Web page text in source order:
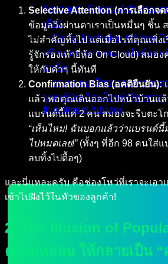
Facebook Google Ads ครบจ
เดียว
Digital Marketing Advisor
ปรึกษาการตลาดออนไลน์แบบ
อาชีพ
วางแผนเกษียณและการลงทุ
มนุษย์เงินเดือนโดยผู้เชี่ยวชาญ
Investment Advisor
ผลงานที่ผ่านมา
บทความ
ติดต่อผม
Selective Attention (การเลือกจด
ข้อมูลวิ่งผ่านตาเราเป็นหมื่นๆ ชิ้น
ไม่สำคัญทิ้งไป แต่เมื่อไรที่คุณเพิ่งเ
รู้จักรองเท้ายี่ห้อ On Cloud) สมอ
ให้กับคำๆ นี้ทันที
Confirmation Bias (อคติยืนยัน):
แล้ว พอคุณเดินออกไปหน้าบ้านแล้
แบรนด์นี้แค่ 2 คน สมองจะรีบตะ
“เห็นไหม! ฉันบอกแล้วว่าแบรนด์นี้
ไปหมดเลย!”(ทั้งๆ ที่อีก 98 คนใส่
ลบทิ้งไปดื้อๆ)
และนี่แหละครับ คือช่องโหว่ที่เราจะเอา
เข้าไปฝังไว้ในหัวของลูกค้า!
2. The Illusion of
ความหลอน ให้กลายเป็น “